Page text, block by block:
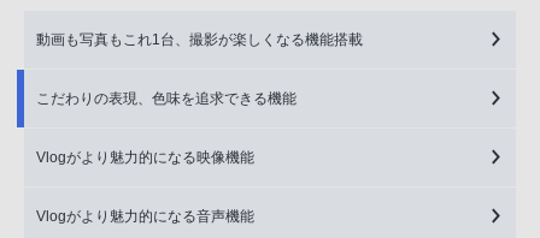
動画も写真もこれ1台、撮影が楽しくなる機能搭載
こだわりの表現、色味を追求できる機能
Vlogがより魅力的になる映像機能
Vlogがより魅力的になる音声機能